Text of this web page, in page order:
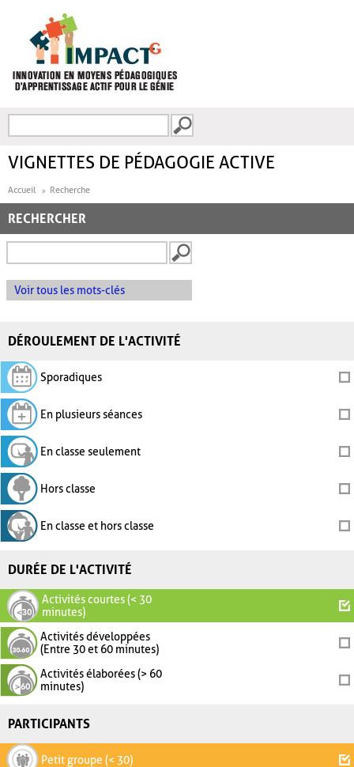
FORMULAIRE DE
VIGNETTES DE PÉDAGOGIE ACTIVE
Accueil Recherche
RECHERCHER
Voir tous les mots-clés
DÉROULEMENT DE L'ACTIVITÉ
Sporadiques
En plusieurs séances
En classe seulement
Hors classe
En classe et hors classe
DURÉE DE L'ACTIVITÉ
Activités courtes (< 30
minutes)
Activités développées
(Entre 30 et 60 minutes)
Activités élaborées (> 60
minutes)
PARTICIPANTS
Petit groupe (< 30)